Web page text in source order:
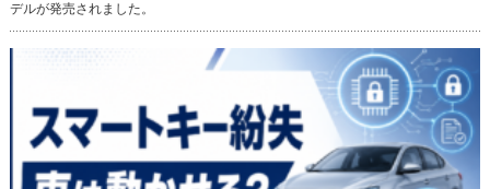
デルが発売されました。